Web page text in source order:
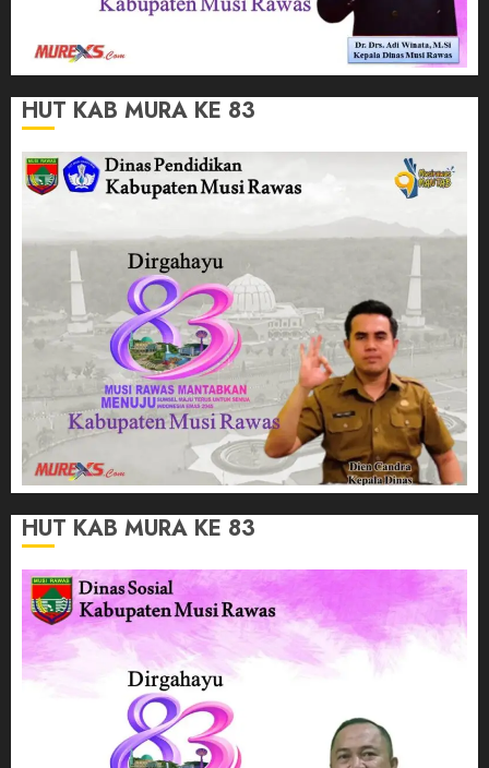
HUT KAB MURA KE 83
HUT KAB MURA KE 83